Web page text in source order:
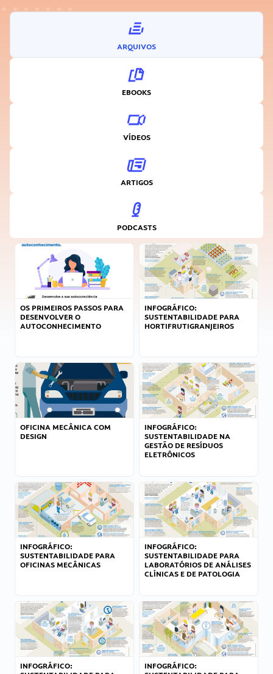
ARQUIVOS
EBOOKS
VÍDEOS
ARTIGOS
PODCASTS
OS PRIMEIROS PASSOS PARA
DESENVOLVER O
AUTOCONHECIMENTO
INFOGRÁFICO:
SUSTENTABILIDADE PARA
HORTIFRUTIGRANJEIROS
OFICINA MECÂNICA COM
DESIGN
INFOGRÁFICO:
SUSTENTABILIDADE NA
GESTÃO DE RESÍDUOS
ELETRÔNICOS
INFOGRÁFICO:
SUSTENTABILIDADE PARA
OFICINAS MECÂNICAS
INFOGRÁFICO:
SUSTENTABILIDADE PARA
LABORATÓRIOS DE ANÁLISES
CLÍNICAS E DE PATOLOGIA
INFOGRÁFICO:
INFOGRÁFICO: